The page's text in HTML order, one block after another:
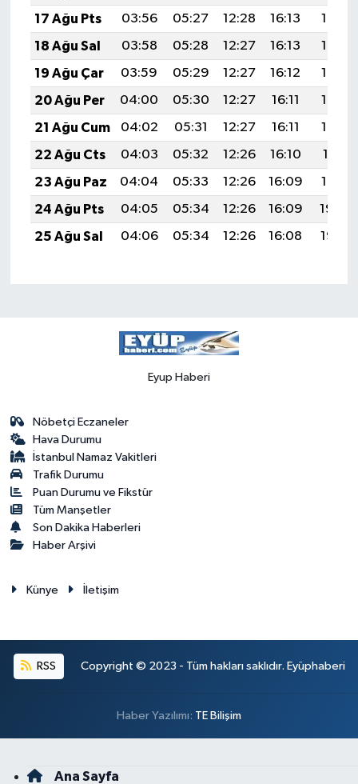
17 Ağu Pts
03:56 05:27 12:28 16:13
19:18
18 Ağu Sal
03:58 05:28 12:27 16:13
19:17
19 Ağu Çar
03:59 05:29 12:27 16:12
19:15
20 Ağu Per
04:00 05:30 12:27 16:11
19:14
21 Ağu Cum
04:02 05:31 12:27 16:11
19:13
22 Ağu Cts
04:03 05:32 12:26 16:10
19:11
23 Ağu Paz
04:04 05:33 12:26 16:09
19:10
24 Ağu Pts
04:05 05:34 12:26 16:09
19:08
25 Ağu Sal
04:06 05:34 12:26 16:08 19:07
Eyup Haberi
Nöbetçi Eczaneler
Hava Durumu
İstanbul Namaz Vakitleri
Trafik Durumu
Puan Durumu ve Fikstür
Tüm Manşetler
Son Dakika Haberleri
Haber Arşivi
Künye İletişim
RSS Copyright © 2023 - Tüm hakları saklıdır. Eyüphaberi
Haber Yazılımı: TE Bilişim
Ana Sayfa